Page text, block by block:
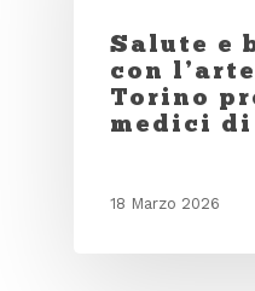
Salute e
con
Torino
medici
18 Marzo 2026